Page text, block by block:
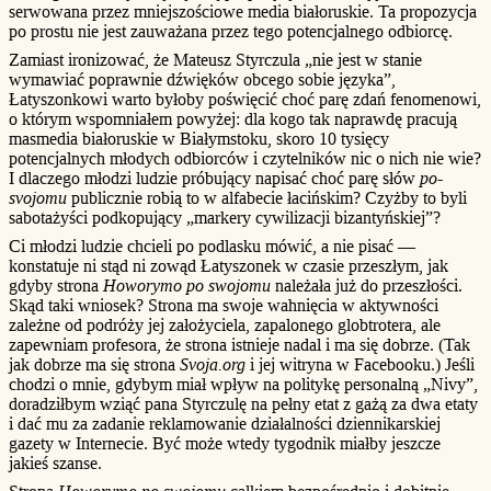
serwowana przez mniejszościowe media białoruskie. Ta propozycja
po prostu nie jest zauważana przez tego potencjalnego odbiorcę.
Zamiast ironizować, że Mateusz Styrczula „nie jest w stanie
wymawiać poprawnie dźwięków obcego sobie języka”,
Łatyszonkowi warto byłoby poświęcić choć parę zdań fenomenowi,
o którym wspomniałem powyżej: dla kogo tak naprawdę pracują
masmedia białoruskie w Białymstoku, skoro 10 tysięcy
potencjalnych młodych odbiorców i czytelników nic o nich nie wie?
I dlaczego młodzi ludzie próbujący napisać choć parę słów po-
svojomu publicznie robią to w alfabecie łacińskim? Czyżby to byli
sabotażyści podkopujący „markery cywilizacji bizantyńskiej”?
Ci młodzi ludzie chcieli po podlasku mówić, a nie pisać —
konstatuje ni stąd ni zowąd Łatyszonek w czasie przeszłym, jak
gdyby strona Howorymo po swojomu należała już do przeszłości.
Skąd taki wniosek? Strona ma swoje wahnięcia w aktywności
zależne od podróży jej założyciela, zapalonego globtrotera, ale
zapewniam profesora, że strona istnieje nadal i ma się dobrze. (Tak
jak dobrze ma się strona Svoja.org i jej witryna w Facebooku.) Jeśli
chodzi o mnie, gdybym miał wpływ na politykę personalną „Nivy”,
doradziłbym wziąć pana Styrczulę na pełny etat z gażą za dwa etaty
i dać mu za zadanie reklamowanie działalności dziennikarskiej
gazety w Internecie. Być może wtedy tygodnik miałby jeszcze
jakieś szanse.